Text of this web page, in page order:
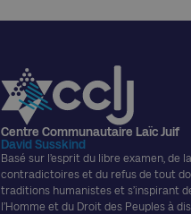
Centre Communautaire Laïc Juif
David Susskind
Basé sur l’esprit du libre examen, de
contradictoires et du refus de tout
traditions humanistes et s’inspirant
l’Homme et du Droit des Peuples à